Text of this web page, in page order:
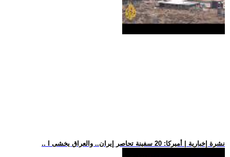
.. نشرة إخبارية | أميركا: 20 سفينة تحاصر إيران.. والعراق يخشى ا